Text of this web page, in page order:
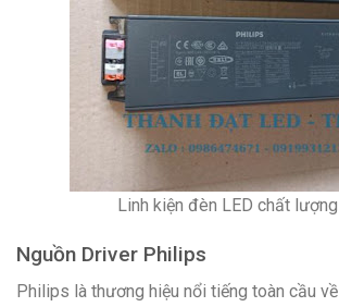
Linh kiện đèn LED chất
Nguồn Driver Philips
Philips là thương hiệu nổi tiếng toàn cầu